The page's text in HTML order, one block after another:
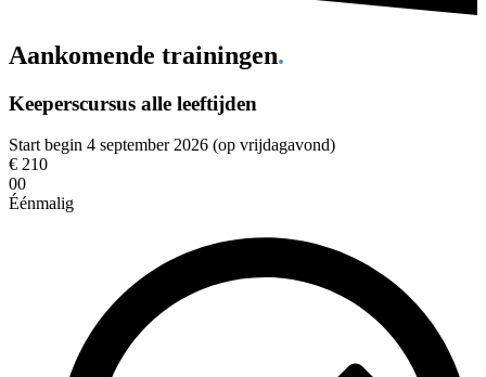
Aankomende trainingen.
Keeperscursus alle leeftijden
Start begin 4 september 2026 (op vrijdagavond)
€ 210
00
Éénmalig